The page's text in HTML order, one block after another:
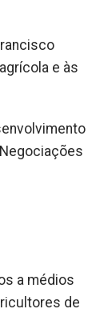
e às
a médios
de